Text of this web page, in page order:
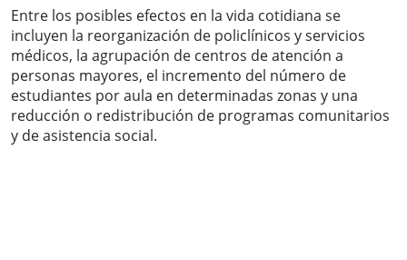
Entre los posibles efectos en la vida cotidiana se
incluyen la reorganización de policlínicos y servicios
médicos, la agrupación de centros de atención a
personas mayores, el incremento del número de
estudiantes por aula en determinadas zonas y una
reducción o redistribución de programas comunitarios
y de asistencia social.